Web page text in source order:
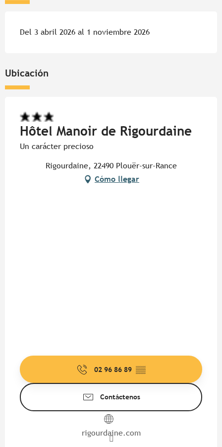
Del 3 abril 2026 al 1 noviembre 2026
Ubicación
Hôtel Manoir de Rigourdaine
Un carácter precioso
Rigourdaine, 22490 Plouër-sur-Rance
Cómo llegar
02 96 86 89 ▒▒
Contáctenos
rigourdaine.com